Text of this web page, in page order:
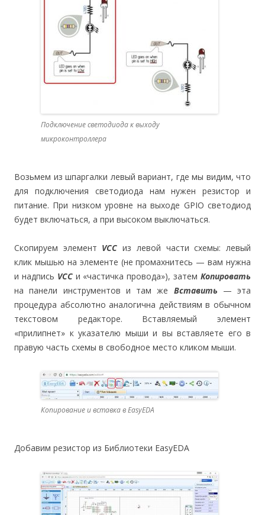
Подключение светодиода к выходу
микроконтроллера
Возьмем из шпаргалки левый вариант, где мы видим, что
для подключения светодиода нам нужен резистор и
питание. При низком уровне на выходе GPIO светодиод
будет включаться, а при высоком выключаться.
Скопируем элемент VCC из левой части схемы: левый
клик мышью на элементе (не промахнитесь — вам нужна
и надпись VCCи «частичка провода»), затемКопировать
на панели инструментов и там же Вставить — эта
процедура абсолютно аналогична действиям в обычном
текстовом редакторе. Вставляемый элемент
«прилипнет» к указателю мыши и вы вставляете его в
правую часть схемы в свободное место кликом мыши.
Копирование и вставка в EasyEDA
Добавим резистор из Библиотеки EasyEDA